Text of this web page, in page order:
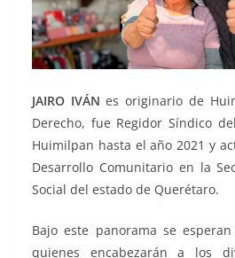
JAIRO IVÁN es originario de
Derecho, fue Regidor Síndico
Huimilpan hasta el año 2021 y
Desarrollo Comunitario en la
Social del estado de Querétaro.
Bajo este panorama se
quienes encabezarán a los